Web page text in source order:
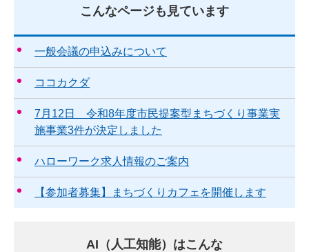
こんなページも見ています
一般会議の申込みについて
ココカクダ
7月12日 令和8年度市民提案型まちづくり事業実
施事業3件が決定しました
ハローワーク求人情報のご案内
【参加者募集】まちづくりカフェを開催します
AI（人工知能）はこんな